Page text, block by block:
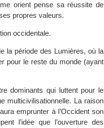
orient pense sa réussite de
propres valeurs.
occidentale.
la période des Lumières, où la
pour le reste du monde (ayant
dominants qui luttent pour le
multicivilisationnelle. La raison
emprunter à l’Occident son
l’idée que l’ouverture des